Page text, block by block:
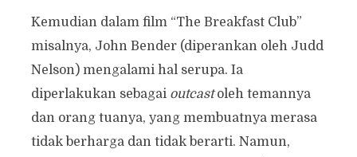
Kemudian dalam film “The Breakfast Club”
misalnya, John Bender (diperankan oleh Judd
Nelson) mengalami hal serupa. Ia
diperlakukan sebagai outcastoleh temannya
dan orang tuanya, yang membuatnya merasa
tidak berharga dan tidak berarti. Namun,